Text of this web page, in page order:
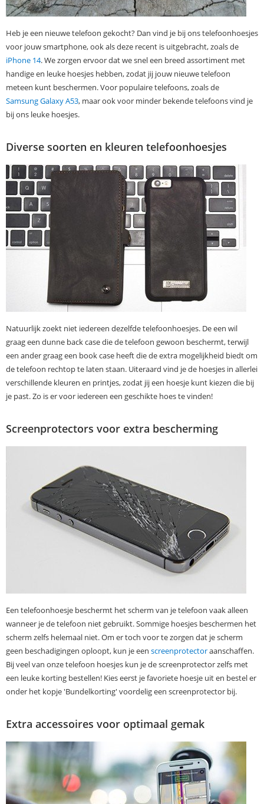
Heb je een nieuwe telefoon gekocht? Dan vind je bij ons telefoonhoesjes
voor jouw smartphone, ook als deze recent is uitgebracht, zoals de
iPhone 14. We zorgen ervoor dat we snel een breed assortiment met
handige en leuke hoesjes hebben, zodat jij jouw nieuwe telefoon
meteen kunt beschermen. Voor populaire telefoons, zoals de
Samsung Galaxy A53, maar ook voor minder bekende telefoons vind je
bij ons leuke hoesjes.
Diverse soorten en kleuren telefoonhoesjes
Natuurlijk zoekt niet iedereen dezelfde telefoonhoesjes. De een wil
graag een dunne back case die de telefoon gewoon beschermt, terwijl
een ander graag een book case heeft die de extra mogelijkheid biedt om
de telefoon rechtop te laten staan. Uiteraard vind je de hoesjes in allerlei
verschillende kleuren en printjes, zodat jij een hoesje kunt kiezen die bij
je past. Zo is er voor iedereen een geschikte hoes te vinden!
Screenprotectors voor extra bescherming
Een telefoonhoesje beschermt het scherm van je telefoon vaak alleen
wanneer je de telefoon niet gebruikt. Sommige hoesjes beschermen het
scherm zelfs helemaal niet. Om er toch voor te zorgen dat je scherm
geen beschadigingen oploopt, kun je een screenprotectoraanschaffen.
Bij veel van onze telefoon hoesjes kun je de screenprotector zelfs met
een leuke korting bestellen! Kies eerst je favoriete hoesje uit en bestel er
onder het kopje 'Bundelkorting' voordelig een screenprotector bij.
Extra accessoires voor optimaal gemak